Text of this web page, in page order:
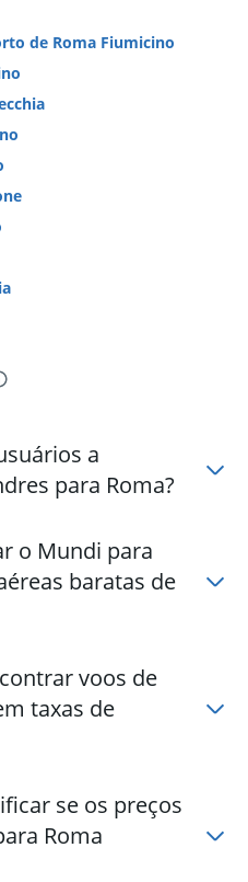
de Roma Fiumicino
a
para Roma?
o Mundi para
baratas de
voos de
taxas de
se os preços
Roma